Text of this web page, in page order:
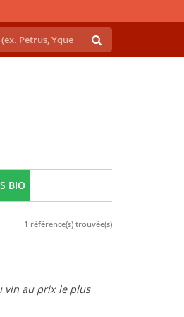
BIO
1 référence(s) trouvée(s)
vin au prix le plus